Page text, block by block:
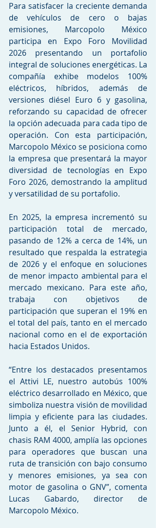
Para satisfacer la creciente demanda
de vehículos de cero o bajas
emisiones, Marcopolo México
participa en Expo Foro Movilidad
2026 presentando un portafolio
integral de soluciones energéticas. La
compañía exhibe modelos 100%
eléctricos, híbridos, además de
versiones diésel Euro 6 y gasolina,
reforzando su capacidad de ofrecer
la opción adecuada para cada tipo de
operación. Con esta participación,
Marcopolo México se posiciona como
la empresa que presentará la mayor
diversidad de tecnologías en Expo
Foro 2026, demostrando la amplitud
y versatilidad de su portafolio.
En 2025, la empresa incrementó su
participación total de mercado,
pasando de 12% a cerca de 14%, un
resultado que respalda la estrategia
de 2026 y el enfoque en soluciones
de menor impacto ambiental para el
mercado mexicano. Para este año,
trabaja con objetivos de
participación que superan el 19% en
el total del país, tanto en el mercado
nacional como en el de exportación
hacia Estados Unidos.
“Entre los destacados presentamos
el Attivi LE, nuestro autobús 100%
eléctrico desarrollado en México, que
simboliza nuestra visión de movilidad
limpia y eficiente para las ciudades.
Junto a él, el Senior Hybrid, con
chasis RAM 4000, amplía las opciones
para operadores que buscan una
ruta de transición con bajo consumo
y menores emisiones, ya sea con
motor de gasolina o GNV”, comenta
Lucas Gabardo, director de
Marcopolo México.